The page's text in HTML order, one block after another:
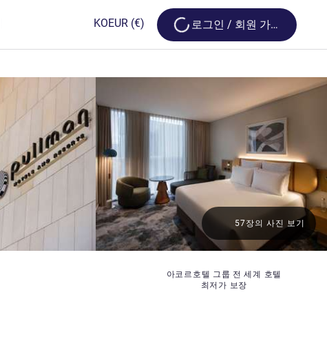
KOEUR (€) Loading...
로그인 / 회원 가입
아코르호텔 그룹 전 세계 호텔
최저가 보장
57장의 사진 보기